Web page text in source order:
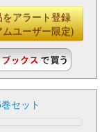
アラート登録
ユーザー限定)
セット